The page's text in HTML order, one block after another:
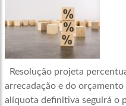
Resolução projeta
arrecadação e do
alíquota definitiva seguirá o